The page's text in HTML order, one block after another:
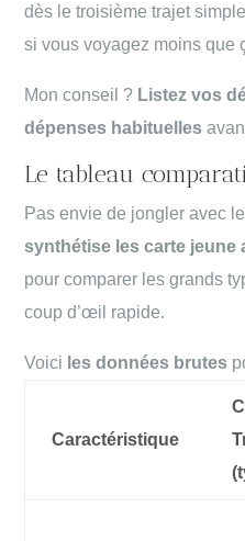
dès le troisième trajet
si vous voyagez moins que
Mon conseil ? Listez vos
dépenses habituelles
Le tableau
Pas envie de jongler avec
synthétise les carte jeune
pour comparer les grands
coup d’œil rapide.
Voici les données brutes
Caractéristique